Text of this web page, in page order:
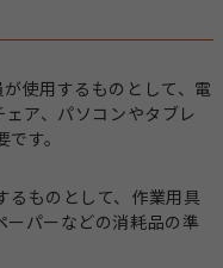
使用するものとして、電
ア、パソコンやタブレ
す。
るものとして、作業用具
ーパーなどの消耗品の準